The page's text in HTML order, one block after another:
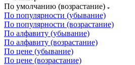
По умолчанию (возрастание)
По популярности (убывание)
По популярности (возрастание)
По алфавиту (убывание)
По алфавиту (возрастание)
По цене (убывание)
По цене (возрастание)